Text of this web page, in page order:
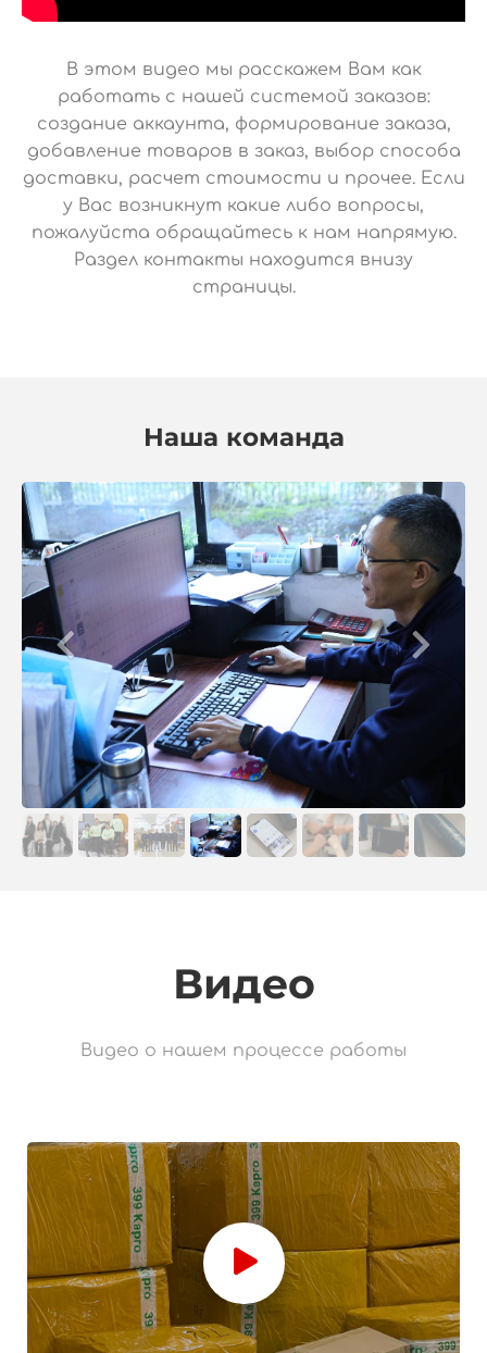
В этом видео мы расскажем Вам как
работать с нашей системой заказов:
создание аккаунта, формирование заказа,
добавление товаров в заказ, выбор способа
доставки, расчет стоимости и прочее. Если
у Вас возникнут какие либо вопросы,
пожалуйста обращайтесь к нам напрямую.
Раздел контакты находится внизу
страницы.
Наша команда
Видео
Видео о нашем процессе работы